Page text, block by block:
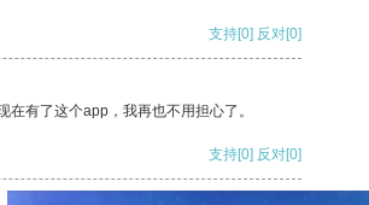
支持[0] 反对[0]
有了这个app，我再也不用担心了。
支持[0] 反对[0]